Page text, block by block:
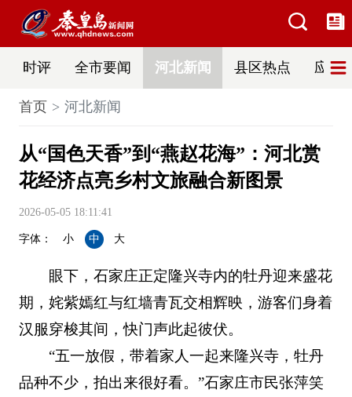
时评 全市要闻 河北新闻 县区热点 应急
首页 河北新闻
从“国色天香”到“燕赵花海”：河北赏
花经济点亮乡村文旅融合新图景
2026-05-05 18:11:41
字体： 小 中 大
眼下，石家庄正定隆兴寺内的牡丹迎来盛花
期，姹紫嫣红与红墙青瓦交相辉映，游客们身着
汉服穿梭其间，快门声此起彼伏。
“五一放假，带着家人一起来隆兴寺，牡丹
品种不少，拍出来很好看。”石家庄市民张萍笑